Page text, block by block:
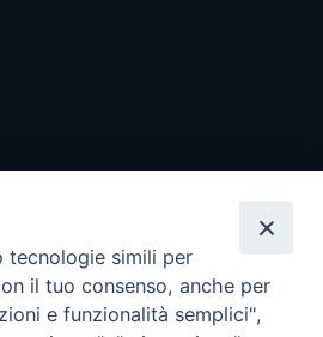
tecnologie simili per
il tuo consenso, anche per
e funzionalità semplici",